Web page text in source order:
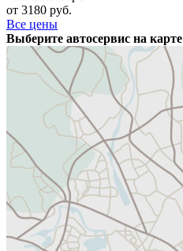
от 3180 руб.
Все цены
Выберите автосервис на карте